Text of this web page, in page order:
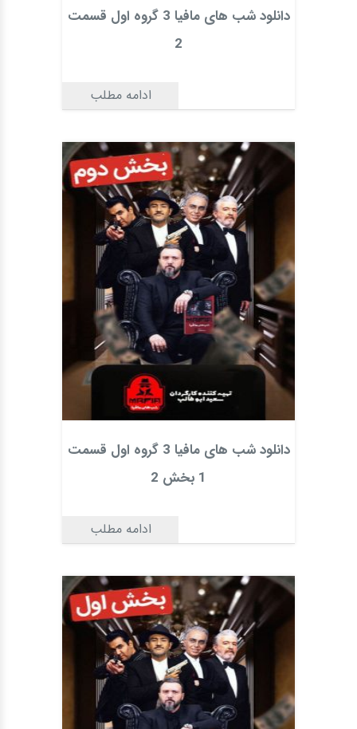
دانلود شب های مافیا 3 گروه اول قسمت
2
ادامه مطلب
دانلود شب های مافیا 3 گروه اول قسمت
1 بخش 2
ادامه مطلب